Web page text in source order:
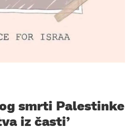
smrti Palestinke
iz časti’